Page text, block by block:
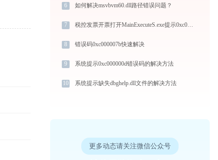
6 如何解决msvbvm60.dll路径错误问题？
7 税控发票开票打开MainExecuteS.exe提示0xc000000d错误码怎么办
8 错误码0xc000007b快速解决
9 系统提示0xc000000d错误码的解决方法
10 系统提示缺失dbghelp.dll文件的解决方法
更多动态请关注微信公众号